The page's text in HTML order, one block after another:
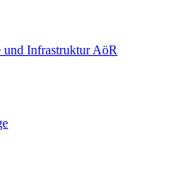
Infrastruktur AöR